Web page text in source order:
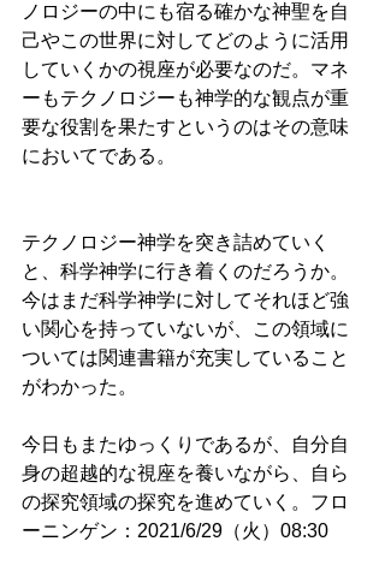
ノロジーの中にも宿る確かな神聖を自
己やこの世界に対してどのように活用
していくかの視座が必要なのだ。マネ
ーもテクノロジーも神学的な観点が重
要な役割を果たすというのはその意味
においてである。
テクノロジー神学を突き詰めていく
と、科学神学に行き着くのだろうか。
今はまだ科学神学に対してそれほど強
い関心を持っていないが、この領域に
ついては関連書籍が充実していること
がわかった。
今日もまたゆっくりであるが、自分自
身の超越的な視座を養いながら、自ら
の探究領域の探究を進めていく。フロ
ーニンゲン：2021/6/29（火）08:30